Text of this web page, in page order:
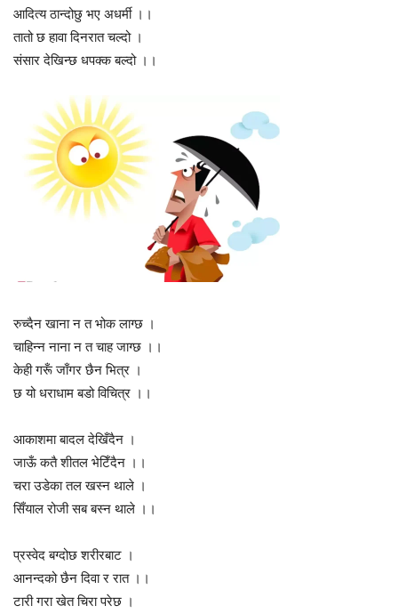
आदित्य ठान्दोछु भए अधर्मी ।।
तातो छ हावा दिनरात चल्दो ।
संसार देखिन्छ धपक्क बल्दो ।।
रुच्दैन खाना न त भोक लाग्छ ।
चाहिन्न नाना न त चाह जाग्छ ।।
केही गरूँ जाँगर छैन भित्र ।
छ यो धराधाम बडो विचित्र ।।
आकाशमा बादल देखिँदैन ।
जाऊँ कतै शीतल भेटिँदैन ।।
चरा उडेका तल खस्न थाले ।
सिँयाल रोजी सब बस्न थाले ।।
प्रस्वेद बग्दोछ शरीरबाट ।
आनन्दको छैन दिवा र रात ।।
टारी गरा खेत चिरा परेछ ।